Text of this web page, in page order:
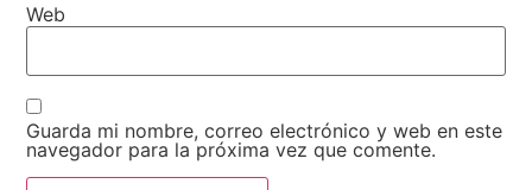
Web
Guarda mi nombre, correo electrónico y web en este
navegador para la próxima vez que comente.